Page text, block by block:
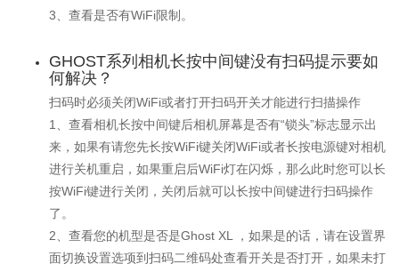
3、查看是否有WiFi限制。
GHOST系列相机长按中间键没有扫码提示要如
何解决？
扫码时必须关闭WiFi或者打开扫码开关才能进行扫描操作
1、查看相机长按中间键后相机屏幕是否有“锁头”标志显示出
来，如果有请您先长按WiFi键关闭WiFi或者长按电源键对相机
进行关机重启，如果重启后WiFi灯在闪烁，那么此时您可以长
按WiFi键进行关闭，关闭后就可以长按中间键进行扫码操作
了。
2、查看您的机型是否是Ghost XL ，如果是的话，请在设置界
面切换设置选项到扫码二维码处查看开关是否打开，如果未打